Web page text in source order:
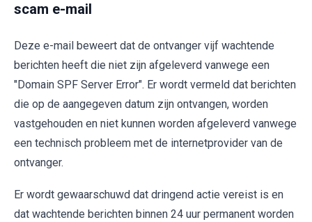
scam e-mail
Deze e-mail beweert dat de ontvanger vijf wachtende
berichten heeft die niet zijn afgeleverd vanwege een
"Domain SPF Server Error". Er wordt vermeld dat berichten
die op de aangegeven datum zijn ontvangen, worden
vastgehouden en niet kunnen worden afgeleverd vanwege
een technisch probleem met de internetprovider van de
ontvanger.
Er wordt gewaarschuwd dat dringend actie vereist is en
dat wachtende berichten binnen 24 uur permanent worden